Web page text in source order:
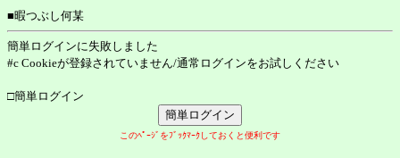
■暇つぶし何某
簡単ログインに失敗しました
#c Cookieが登録されていません/通常ログインをお試しください
□簡単ログイン
このﾍﾟｰｼﾞをﾌﾞｯｸﾏｰｸしておくと便利です